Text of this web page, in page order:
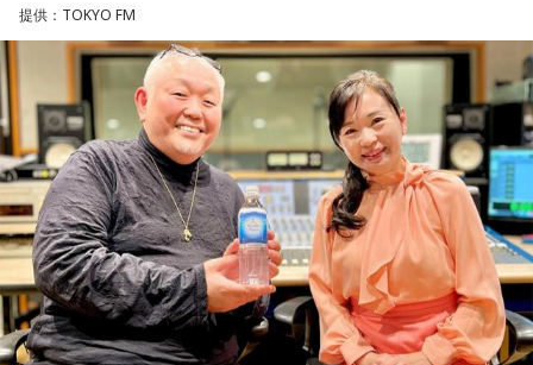
奥迫：そうなんですよ。こういうことってなかなか……本当に
嫌ですね。
江原：私はね、他にも（同じようなことをされている女性
が）いると思う。
奥迫：なるほど！
江原：うん。もう、色んなところを物色して、（49歳）にも
なって何かチャラチャラと「俺様はモテるな～」なんて（勘
違いしているのでしょう）。アホな高校教師ですわ。社会性
がないのね、こういう人ってね。だけど、こんな男と結婚し
なくて良かったじゃない。
私たちが当たり前のように利用している制度や行政サービス
は、多くの国家公務員によって支えられています。暮らしの
困りごとに向き合い、安全・安心を守りながら「国のミライ
をつくる」存在として重要な役割を担っています。人事院も
国家公務員が勤める行政機関の1つです。
人事院の役割について、平野さんは「『公務員を元気に 国民
を幸せに』をミッションとして、国家公務員が安心して働け
る環境を整えたり、優秀な人材を国家公務員として採用した
りといった、国家公務員の人事に関するルール作りを通し
て、日本の行政を支える役割を担っています」と説明しま
す。
提供：TOKYO FM